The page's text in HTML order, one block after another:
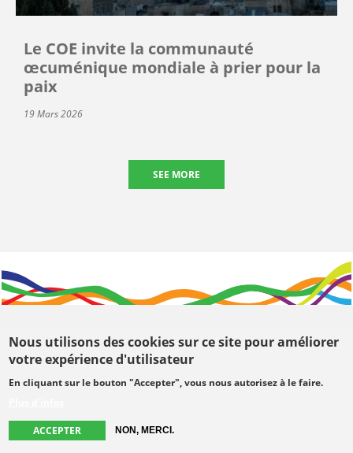
Nous utilisons des cookies sur ce site pour améliorer
votre expérience d'utilisateur
En cliquant sur le bouton "Accepter", vous nous autorisez à le faire.
ACCEPTER NON, MERCI.
Le COE invite la communauté
œcuménique mondiale à prier pour la
paix
19 Mars 2026
SEE MORE
Centre œcuménique
Kyoto Building